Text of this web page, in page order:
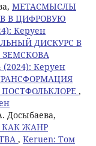
МЕТАСМЫСЛЫ
В ЦИФРОВУЮ
Керуен
ДИСКУРС В
Керуен
,
Досыбаева,
ЖАНР
, Keruen: Том